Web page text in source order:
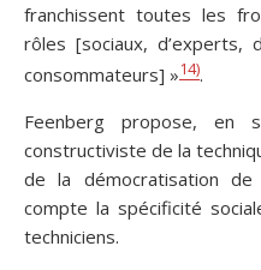
franchissent toutes les
rôles [sociaux,
consommateurs] »14).
Feenberg propose, en
constructiviste de la
de la démocratisation
compte la spécificité
techniciens.